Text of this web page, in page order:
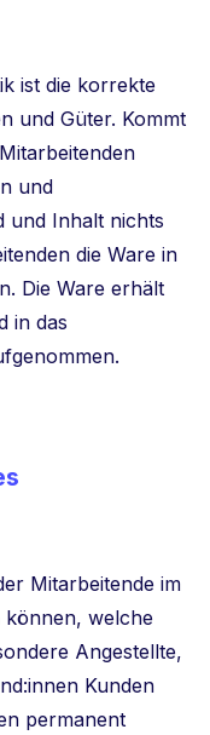
ist die korrekte
und Güter. Kommt
und
und Inhalt nichts
die Ware in
Die Ware erhält
in das
Mitarbeitende im
können, welche
Angestellte,
Kunden
permanent